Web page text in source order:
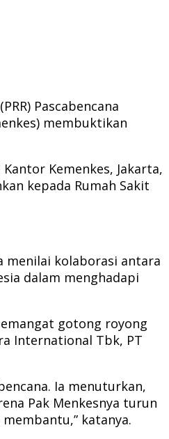
Pascabencana
membuktikan
Kemenkes, Jakarta,
kepada Rumah Sakit
menilai kolaborasi antara
dalam menghadapi
gotong royong
International Tbk, PT
Ia menuturkan,
Pak Menkesnya turun
katanya.